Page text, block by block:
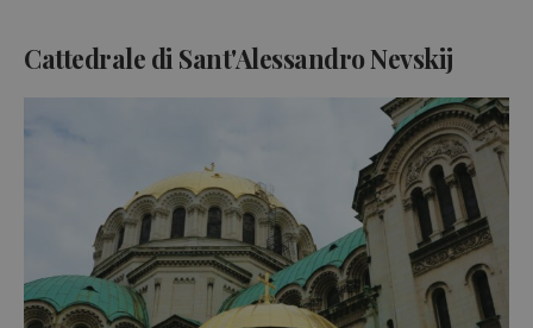
Cattedrale di Sant'Alessandro Nevskij